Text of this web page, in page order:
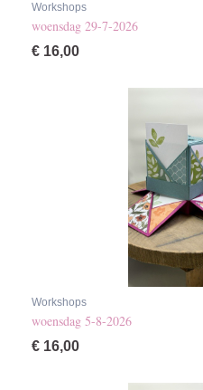
Workshops
woensdag 29-7-2026
€ 16,00
Workshops
woensdag 5-8-2026
€ 16,00